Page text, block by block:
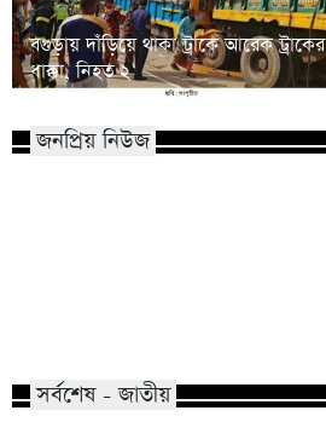
বগুড়ায় দাঁড়িয়ে থাকা ট্রাকে আরেক ট্রাকের
ধাক্কা, নিহত ২
জনপ্রিয় নিউজ
সর্বশেষ - জাতীয়